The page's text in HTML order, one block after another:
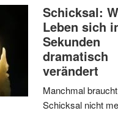
Schicksal:
Leben sich
Sekunden
dramatisch
verändert
Manchmal
Schicksal nicht